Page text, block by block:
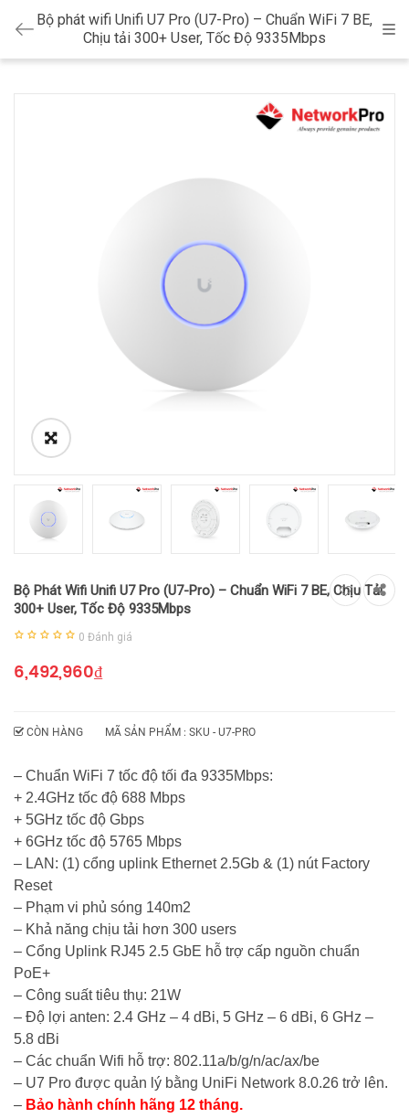
Bộ phát wifi Unifi U7 Pro (U7-Pro) – Chuẩn WiFi 7 BE,
Chịu tải 300+ User, Tốc Độ 9335Mbps
Bộ Phát Wifi Unifi U7 Pro (U7-Pro) – Chuẩn WiFi 7 BE, Chịu Tải
300+ User, Tốc Độ 9335Mbps
0 Đánh giá
6,492,960₫
CÒN HÀNG MÃ SẢN PHẨM : SKU - U7-PRO
– Chuẩn WiFi 7 tốc độ tối đa 9335Mbps:
+ 2.4GHz tốc độ 688 Mbps
+ 5GHz tốc độ Gbps
+ 6GHz tốc độ 5765 Mbps
– LAN: (1) cổng uplink Ethernet 2.5Gb & (1) nút Factory
Reset
– Phạm vi phủ sóng 140m2
– Khả năng chịu tải hơn 300 users
– Cổng Uplink RJ45 2.5 GbE hỗ trợ cấp nguồn chuẩn
PoE+
– Công suất tiêu thụ: 21W
– Độ lợi anten: 2.4 GHz – 4 dBi, 5 GHz – 6 dBi, 6 GHz –
5.8 dBi
– Các chuẩn Wifi hỗ trợ: 802.11a/b/g/n/ac/ax/be
– U7 Pro được quản lý bằng UniFi Network 8.0.26 trở lên.
– Bảo hành chính hãng 12 tháng.